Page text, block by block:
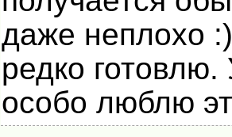
даже неплохо
редко
особо люблю